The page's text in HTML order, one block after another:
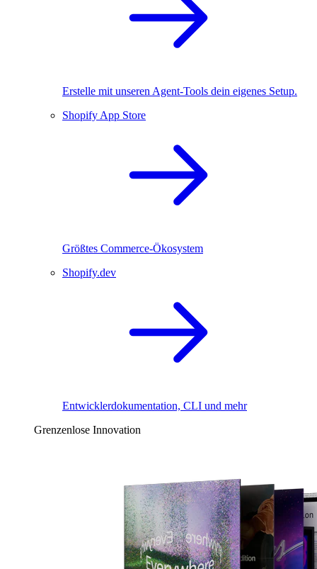
Erstelle mit unseren Agent-Tools dein eigenes Setup.
Shopify App Store
Größtes Commerce-Ökosystem
Shopify.dev
Entwicklerdokumentation, CLI und mehr
Grenzenlose Innovation